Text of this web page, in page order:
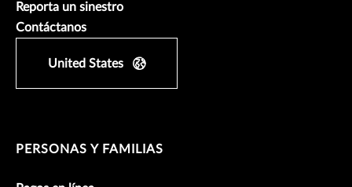
Reporta un sinestro
Contáctanos
United States
PERSONAS Y FAMILIAS